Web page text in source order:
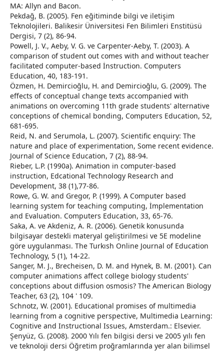
MA: Allyn and Bacon.
Pekdağ, B. (2005). Fen eğitiminde bilgi ve iletişim
Teknolojileri. Balikesir Üniversitesi Fen Bilimleri Enstitüsü
Dergisi, 7 (2), 86-94.
Powell, J. V., Aeby, V. G. ve Carpenter-Aeby, T. (2003). A
comparison of student out comes with and without teacher
facilitated computer-based İnstruction. Computers
Education, 40, 183-191.
Özmen, H. Demircioğlu, H. and Demircioğlu, G. (2009). The
effects of conceptual change texts accompanied with
animations on overcoming 11th grade students' alternative
conceptions of chemical bonding, Computers Education, 52,
681-695.
Reid, N. and Serumola, L. (2007). Scientific enquiry: The
nature and place of experimentation, Some recent evidence.
Journal of Science Education, 7 (2), 88-94.
Rieber, L.P. (1990a). Animation in computer-based
instruction, Edcational Technology Research and
Development, 38 (1),77-86.
Rowe, G. W. and Gregor, P. (1999). A Computer based
learning system for teaching computing, İmplementation
and Evaluation. Computers Education, 33, 65-76.
Saka, A. ve Akdeniz, A. R. (2006). Genetik konusunda
bilgisayar destekli materyal geliştirilmesi ve 5E modeline
göre uygulanması. The Turkısh Online Journal of Education
Technology, 5 (1), 14-22.
Sanger, M. J., Brecheisen, D. M. and Hynek, B. M. (2001). Can
computer animations affect college biology students'
conceptions about diffusion osmosis? The American Biology
Teacher, 63 (2), 104 ' 109.
Schnotz, W. (2001). Educational promises of multimedia
learning from a cognitive perspective, Multimedia Learning:
Cognitive and Instructional Issues, Amsterdam.: Elsevier.
Şenyüz, G. (2008). 2000 Yılı fen bilgisi dersi ve 2005 yılı fen
ve teknoloji dersi Öğretim proğramlarında yer alan bilimsel